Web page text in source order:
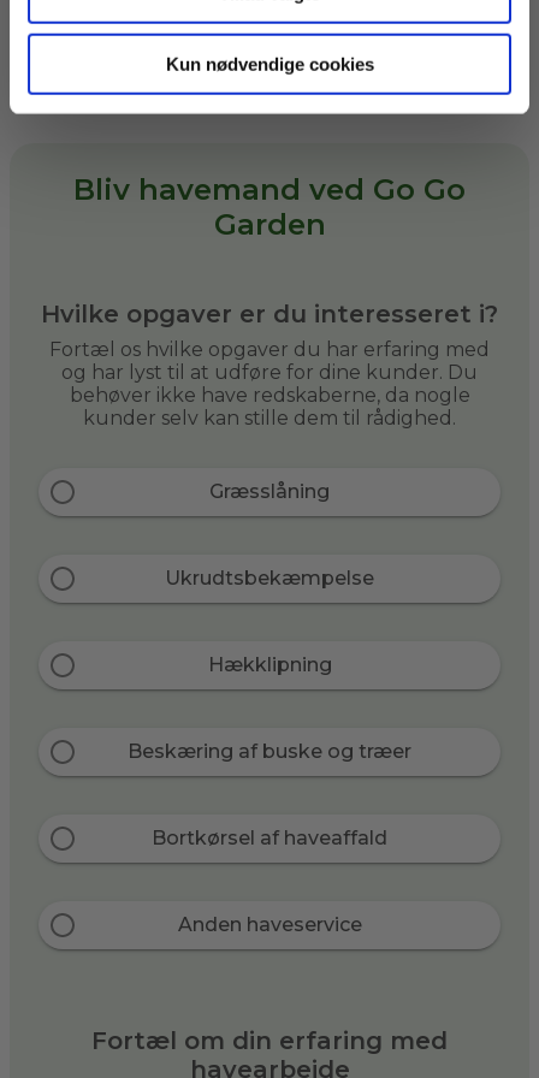
Kun nødvendige cookies
flere opgaver til dig, hvis du selv
Bliv havemand ved Go Go
Garden
Hvilke opgaver er du interesseret i?
Fortæl os hvilke opgaver du har erfaring med
og har lyst til at udføre for dine kunder. Du
behøver ikke have redskaberne, da nogle
kunder selv kan stille dem til rådighed.
Græsslåning
Ukrudtsbekæmpelse
Hækklipning
Beskæring af buske og træer
Bortkørsel af haveaffald
Anden haveservice
Fortæl om din erfaring med
havearbejde